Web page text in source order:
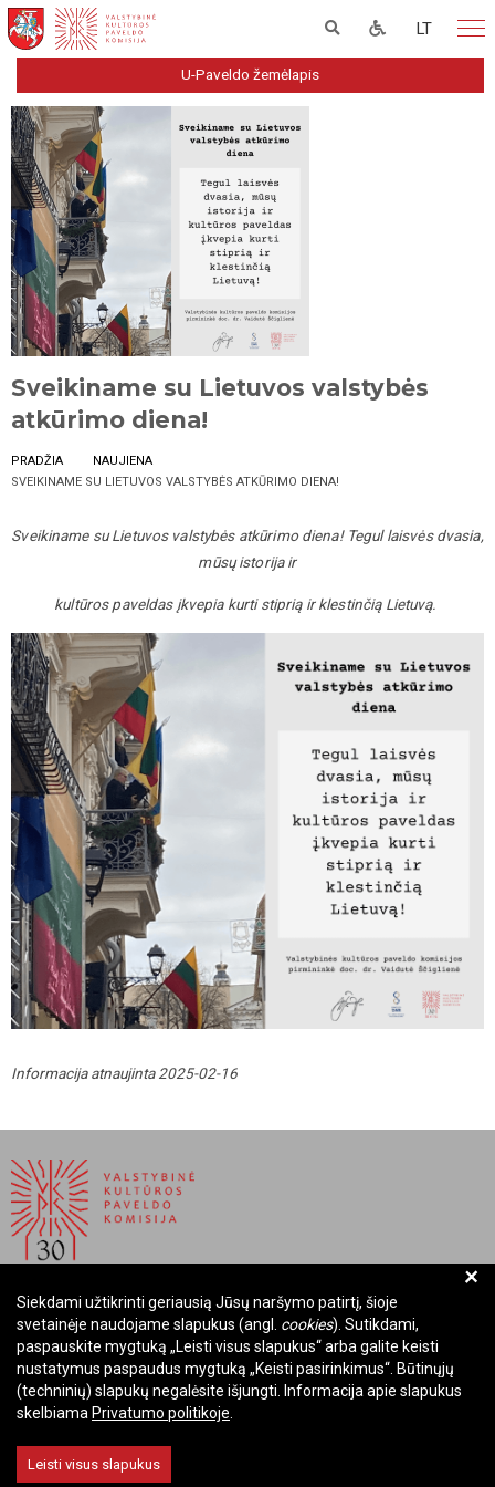
LT
U-Paveldo žemėlapis
Sveikiname su Lietuvos valstybės
atkūrimo diena!
PRADŽIA
NAUJIENA
SVEIKINAME SU LIETUVOS VALSTYBĖS ATKŪRIMO DIENA!
Sveikiname su Lietuvos valstybės atkūrimo diena! Tegul laisvės dvasia,
mūsų istorija ir
kultūros paveldas įkvepia kurti stiprią ir klestinčią Lietuvą.
Informacija atnaujinta 2025-02-16
BIUDŽETINĖ ĮSTAIGA LIETUVOS RESPUBLIKOS
VALSTYBINĖ KULTŪROS PAVELDO KOMISIJA
Įmonės kodas: Juridinių asmenų registre 288700520
Adresas: Rūdninkų g. 13, 01135 Vilnius
El. paštas: komisija@vkpk.lt
+
Siekdami užtikrinti geriausią Jūsų naršymo patirtį, šioje
svetainėje naudojame slapukus (angl. cookies). Sutikdami,
paspauskite mygtuką „Leisti visus slapukus“ arba galite keisti
nustatymus paspaudus mygtuką „Keisti pasirinkimus“. Būtinųjų
(techninių) slapukų negalėsite išjungti. Informacija apie slapukus
skelbiama Privatumo politikoje
Leisti visus slapukus